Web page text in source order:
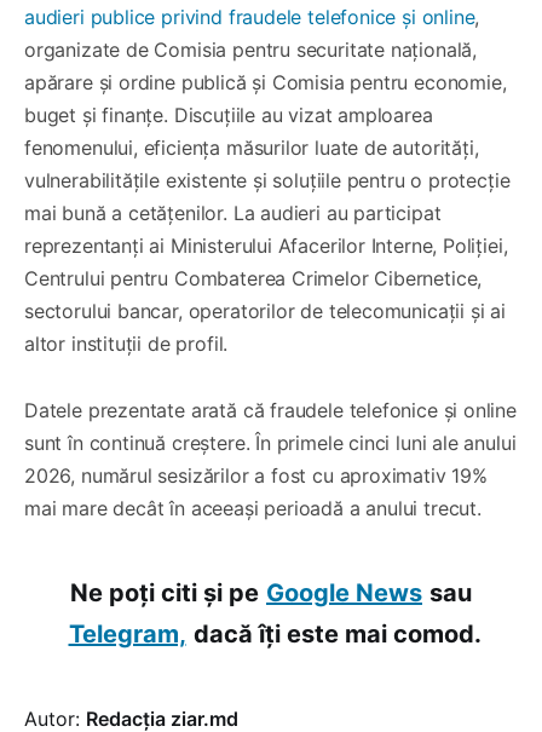
audieri publice privind fraudele telefonice și online,
organizate de Comisia pentru securitate națională,
apărare și ordine publică și Comisia pentru economie,
buget și finanțe. Discuțiile au vizat amploarea
fenomenului, eficiența măsurilor luate de autorități,
vulnerabilitățile existente și soluțiile pentru o protecție
mai bună a cetățenilor. La audieri au participat
reprezentanți ai Ministerului Afacerilor Interne, Poliției,
Centrului pentru Combaterea Crimelor Cibernetice,
sectorului bancar, operatorilor de telecomunicații și ai
altor instituții de profil.
Datele prezentate arată că fraudele telefonice și online
sunt în continuă creștere. În primele cinci luni ale anului
2026, numărul sesizărilor a fost cu aproximativ 19%
mai mare decât în aceeași perioadă a anului trecut.
Ne poți citi și pe Google News sau
Telegram, dacă îți este mai comod.
Autor: Redacția ziar.md